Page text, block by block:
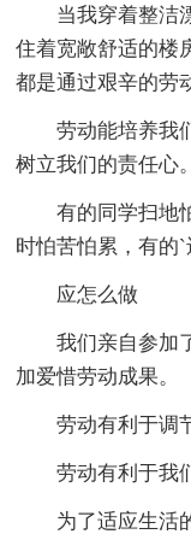
当我穿着整洁漂
住着宽敞舒适的楼
都是通过艰辛的劳
劳动能培养我们
树立我们的责任心。
有的同学扫地怕
时怕苦怕累，有的
应怎么做
我们亲自参加了
加爱惜劳动成果。
劳动有利于调节
劳动有利于我们
为了适应生活的